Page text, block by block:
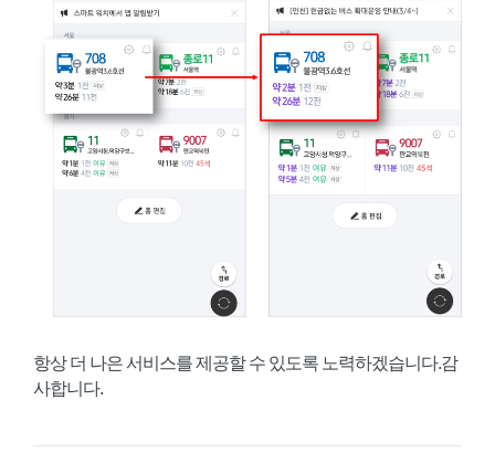
항상 더 나은 서비스를 제공할 수 있도록 노력하겠습니다.감
사합니다.